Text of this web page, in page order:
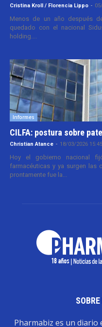
Cristina Kroll / Florencia Lippo -
Menos de un año después
quedado con el nacional
holding....
Informes
CILFA: postura sobre
Christian Atance - 18/03/2026 15:45
Hoy el gobierno nacional
farmacéuticas y ya surgen las
prontamente fue la...
Pharmabiz es un diario